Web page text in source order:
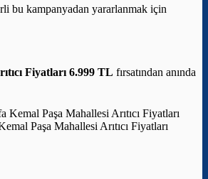
bu kampanyadan yararlanmak için
Fiyatları 6.999 TL fırsatından anında
Paşa Mahallesi Arıtıcı Fiyatları